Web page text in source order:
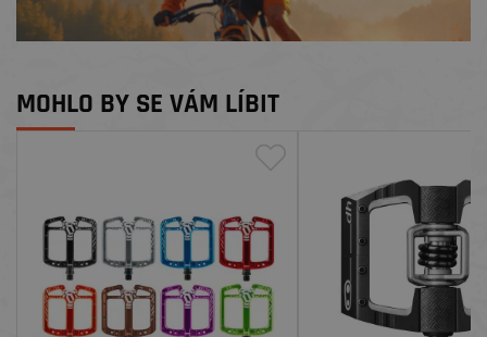
MOHLO BY SE VÁM LÍBIT